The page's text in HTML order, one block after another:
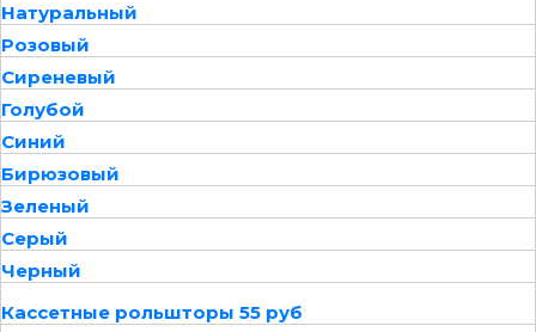
Натуральный
Розовый
Сиреневый
Голубой
Синий
Бирюзовый
Зеленый
Серый
Черный
Кассетные рольшторы 55 руб